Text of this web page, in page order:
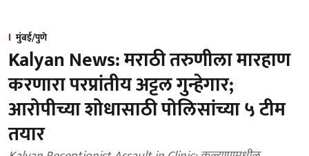
मुंबई/पुणे
Kalyan News: मराठी तरुणीला मारहाण
करणारा परप्रांतीय अट्टल गुन्हेगार;
आरोपीच्या शोधासाठी पोलिसांच्या ५ टीम
तयार